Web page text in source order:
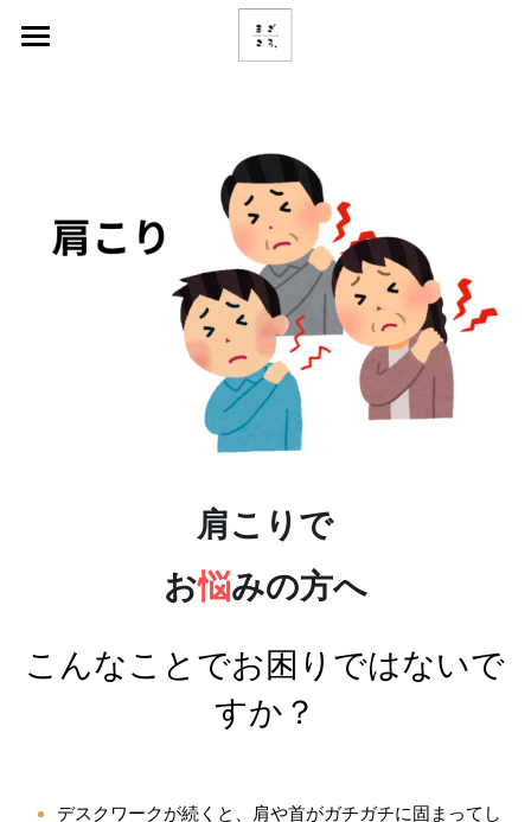
施術料金
口コミを見る
よくあるご質問
腰痛でお悩みの方へ
肩こりでお悩みの方へ
膝や股関節の痛みでお悩みの方へ
24h 簡単WEB予約
肩こりで
お悩みの方へ
こんなことでお困りではないで
すか？
デスクワークが続くと、肩や首がガチガチに固まってし